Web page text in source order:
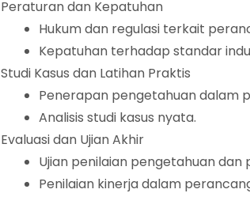
Peraturan dan Kepatuhan
Hukum dan regulasi terkait
Kepatuhan terhadap standar
Studi Kasus dan Latihan Praktis
Penerapan pengetahuan dalam
Analisis studi kasus nyata.
Evaluasi dan Ujian Akhir
Ujian penilaian pengetahuan
Penilaian kinerja dalam